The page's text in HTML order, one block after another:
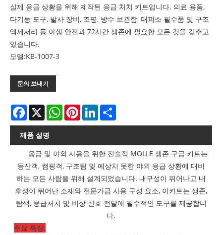
실제 응급 상황을 위해 제작된 응급 처치 키트입니다. 의료 용품,
다기능 도구, 발사 장비, 조명, 방수 보관함, 대피소 필수품 및 구조
액세서리 등 야생 안전과 72시간 생존에 필요한 모든 것을 갖추고
있습니다.
모델:KB-1007-3
문의 보내기
Facebook
X WhatsAppPinterestLinkedIn
제품 설명
응급 및 야외 사용을 위한 전술적 MOLLE 생존 구급 키트는
등산객, 캠핑객, 구조팀 및 예상치 못한 야외 응급 상황에 대비
하는 모든 사람을 위해 설계되었습니다. 내구성이 뛰어나고 내
후성이 뛰어난 소재와 전문가급 사용 구성 요소, 이키트는 생존,
탐색, 응급처치 및 비상 신호 전달에 필수적인 도구를 제공합니
다.
주요 특징: